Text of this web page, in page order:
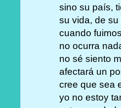
sino su país,
su vida, de
cuando
no ocurra
no sé siento
afectará un
cree que sea
yo no estoy